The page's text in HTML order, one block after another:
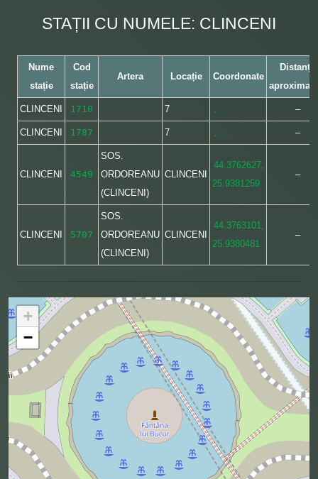
STAȚII CU NUMELE: CLINCENI
Nume
stație
Cod
stație
Artera Locație Coordonate
Distanța
CLINCENI 1710 7 , –
CLINCENI 1787 7 , –
CLINCENI 4549
SOS.
ORDOREANU
(CLINCENI)
CLINCENI
44.3762627,
25.9381259
–
CLINCENI 5707
SOS.
ORDOREANU
(CLINCENI)
CLINCENI
44.3763101,
25.9380481
–
+
−